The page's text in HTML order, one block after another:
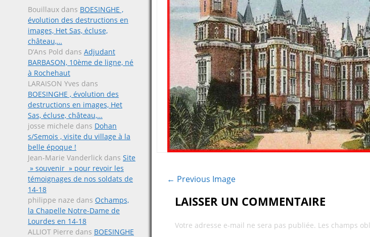
Bouillaux dans BOESINGHE ,
évolution des destructions en
images, Het Sas, écluse,
château,…
D’Ans Pold dans Adjudant
BARBASON, 10ème de ligne, né
à Rochehaut
LARAISON Yves dans
BOESINGHE , évolution des
destructions en images, Het
Sas, écluse, château,…
josse michele dans Dohan
s/Semois , visite du village à la
belle époque !
Jean-Marie Vanderlick dans Site
» souvenir » pour revoir les
témoignages de nos soldats de
14-18
philippe naze dans Ochamps,
la Chapelle Notre-Dame de
Lourdes en 14-18
ALLIOT Pierre dans BOESINGHE
← Previous Image
LAISSER UN COMMENTAIRE
Votre adresse e-mail ne sera pas publiée. Les champs